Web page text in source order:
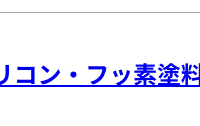
コン・フッ素塗